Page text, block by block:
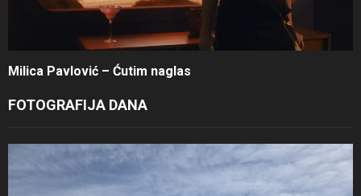
Milica Pavlović – Ćutim naglas
FOTOGRAFIJA DANA